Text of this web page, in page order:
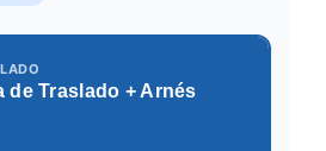
de Traslado + Arnés